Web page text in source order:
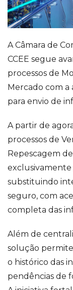
A Câmara de
CCEE segue
processos de
Mercado com
para envio de
A partir de
processos de
Repescagem
substituindo
seguro, com
completa das
Além de
solução
o histórico das
pendências de